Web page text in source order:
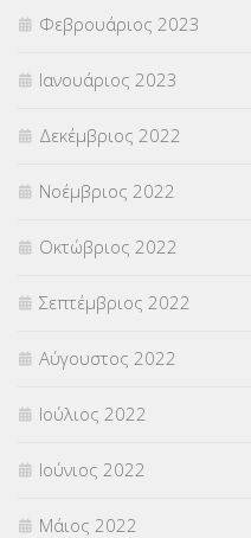
Φεβρουάριος 2023
Ιανουάριος 2023
Δεκέμβριος 2022
Νοέμβριος 2022
Οκτώβριος 2022
Σεπτέμβριος 2022
Αύγουστος 2022
Ιούλιος 2022
Ιούνιος 2022
Μάιος 2022